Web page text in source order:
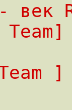
век
]